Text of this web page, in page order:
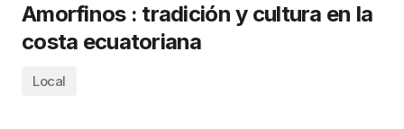
Amorfinos : tradición y cultura en la
costa ecuatoriana
Local